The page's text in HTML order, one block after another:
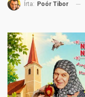
Írta: Poór Tibor